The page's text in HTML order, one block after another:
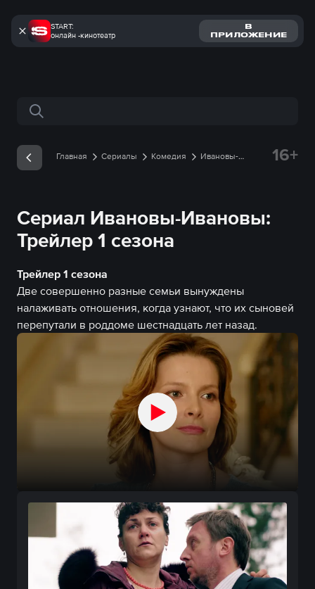
START:
онлайн -кинотеатр
В
ПРИЛОЖЕНИЕ
Поиск по сайту
Главная Сериалы Комедия
Ивановы-
16+
Сериал Ивановы-Ивановы:
Трейлер 1 сезона
Трейлер 1 сезона
Две совершенно разные семьи вынуждены
налаживать отношения, когда узнают, что их сыновей
перепутали в роддоме шестнадцать лет назад.